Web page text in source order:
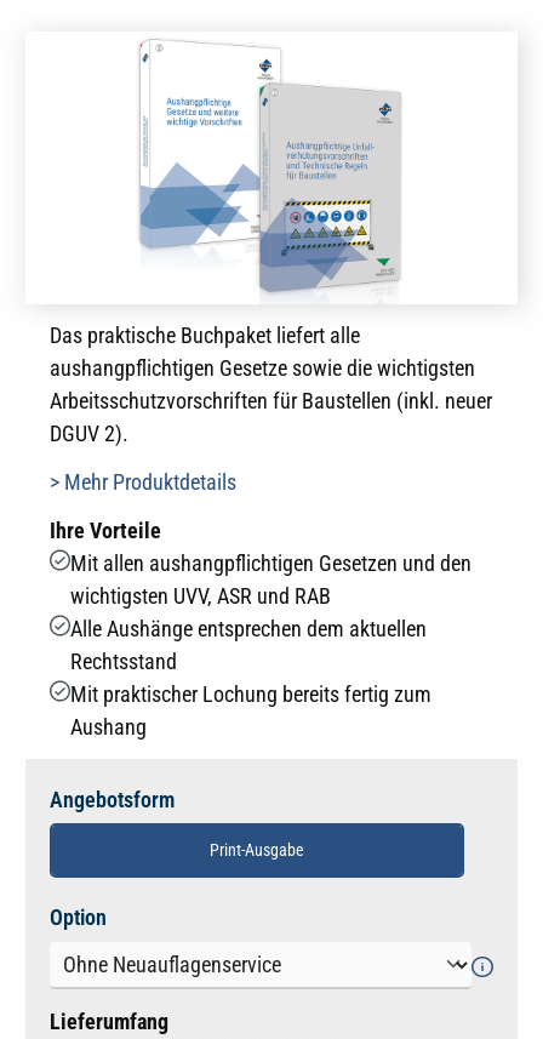
Das praktische Buchpaket liefert alle
aushangpflichtigen Gesetze sowie die wichtigsten
Arbeitsschutzvorschriften für Baustellen (inkl. neuer
DGUV 2).
> Mehr Produktdetails
Ihre Vorteile
Mit allen aushangpflichtigen Gesetzen und den
wichtigsten UVV, ASR und RAB
Alle Aushänge entsprechen dem aktuellen
Rechtsstand
Mit praktischer Lochung bereits fertig zum
Aushang
Angebotsform
Print-Ausgabe
Option
Lieferumfang